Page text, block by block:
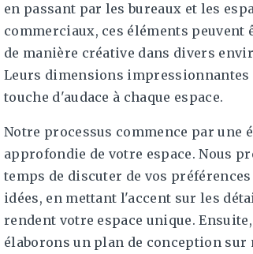
en passant par les bureaux et les
commerciaux, ces éléments peuvent
de manière créative dans divers
Leurs dimensions impressionnantes
touche d'audace à chaque espace.
Notre processus commence par une
approfondie de votre espace. Nous
temps de discuter de vos préférences
idées, en mettant l'accent sur les
rendent votre espace unique.
élaborons un plan de conception sur